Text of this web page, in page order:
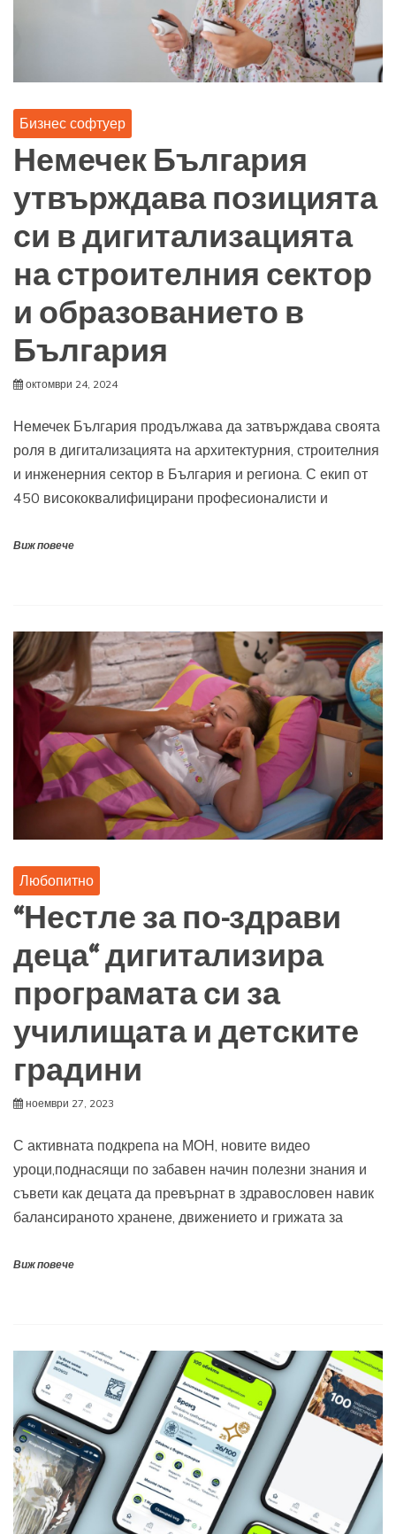
Бизнес софтуер
Немечек България
утвърждава позицията
си в дигитализацията
на строителния сектор
и образованието в
България
октомври 24, 2024
Немечек България продължава да затвърждава своята
роля в дигитализацията на архитектурния, строителния
и инженерния сектор в България и региона. С екип от
450 висококвалифицирани професионалисти и
Виж повече
Любопитно
“Нестле за по-здрави
деца“ дигитализира
програмата си за
училищата и детските
градини
ноември 27, 2023
С активната подкрепа на МОН, новите видео
уроци,поднасящи по забавен начин полезни знания и
съвети как децата да превърнат в здравословен навик
балансираното хранене, движението и грижата за
Виж повече